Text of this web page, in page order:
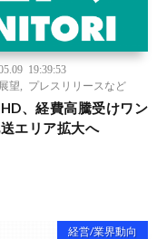
19:39:53
望
プレスリリースなど
、経費高騰受けワン
エリア拡大へ
経営/業界動向